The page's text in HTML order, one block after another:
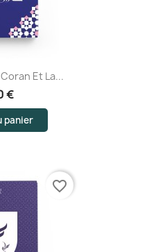
Et La...
€
panier
favorite_border